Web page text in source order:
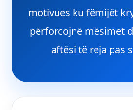
motivues ku fëmijët
përforcojnë mësimet
aftësi të reja pas